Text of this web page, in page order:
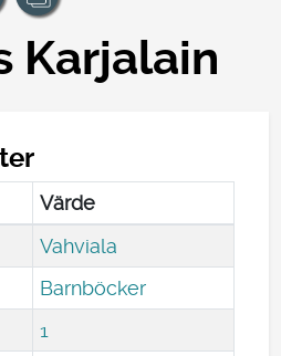
Karjalain
Värde
Vahviala
Barnböcker
1